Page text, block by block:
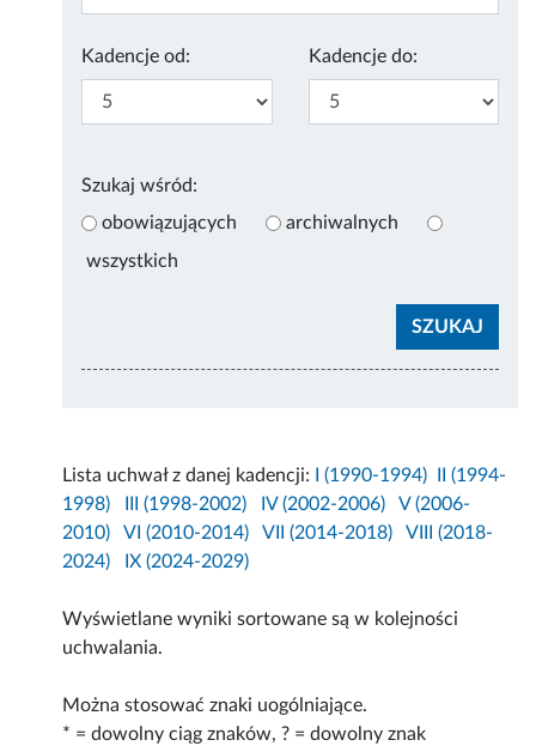
Kadencje od: Kadencje do:
Szukaj wśród:
obowiązujących
archiwalnych
wszystkich
Lista uchwał z danej kadencji: I (1990-1994)
II (1994-
1998)
III (1998-2002) IV (2002-2006)
V (2006-
2010)
VI (2010-2014) VII (2014-2018)
VIII (2018-
2024)
IX (2024-2029)
Wyświetlane wyniki sortowane są w kolejności
uchwalania.
Można stosować znaki uogólniające.
* = dowolny ciąg znaków, ? = dowolny znak